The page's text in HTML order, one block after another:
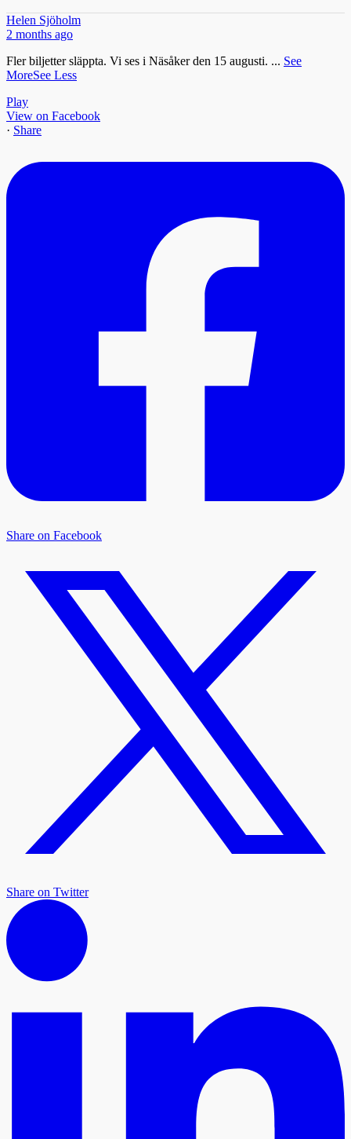
Helen Sjöholm
2 months ago
Fler biljetter släppta. Vi ses i Näsåker den 15 augusti. ... See
MoreSee Less
Play
View on Facebook
· Share
Share on Facebook
Share on Twitter